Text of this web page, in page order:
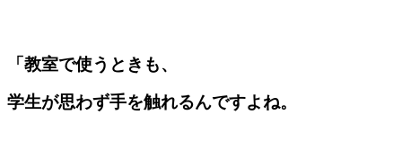
「教室で使うときも、
学生が思わず手を触れるんですよね。